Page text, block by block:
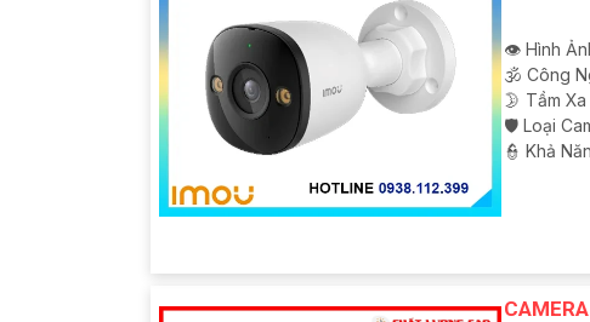
👁 Hình
🕉️ Công
🌛 Tầm
🛡 Loại
️👮 Khả